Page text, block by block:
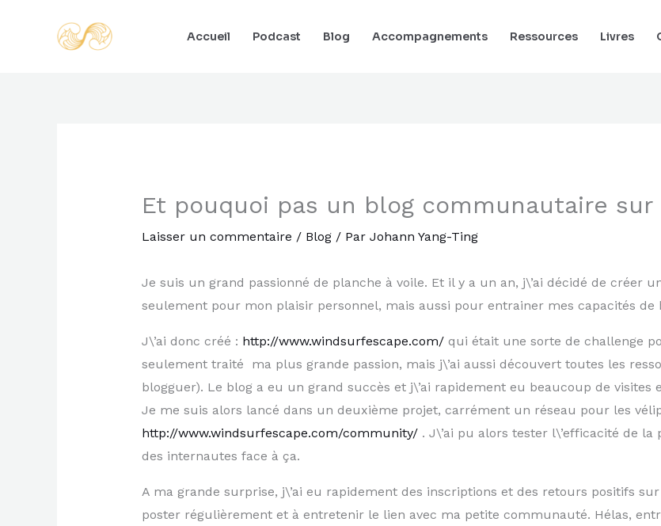
Accueil Podcast Blog Accompagnements Ressources Livres
Et pouquoi pas un blog communautaire
Laisser un commentaire / Blog/ Par Johann Yang-Ting
Je suis un grand passionné de planche à voile. Et il y a un an, j\’ai décidé de créer
seulement pour mon plaisir personnel, mais aussi pour entrainer mes capacités
J\’ai donc créé : http://www.windsurfescape.com/ qui était une sorte de challenge
seulement traité ma plus grande passion, mais j\’ai aussi découvert toutes les
blogguer). Le blog a eu un grand succès et j\’ai rapidement eu beaucoup de visites
Je me suis alors lancé dans un deuxième projet, carrément un réseau pour les
http://www.windsurfescape.com/community/ . J\’ai pu alors tester l\’efficacité de
des internautes face à ça.
A ma grande surprise, j\’ai eu rapidement des inscriptions et des retours positifs
poster régulièrement et à entretenir le lien avec ma petite communauté. Hélas,